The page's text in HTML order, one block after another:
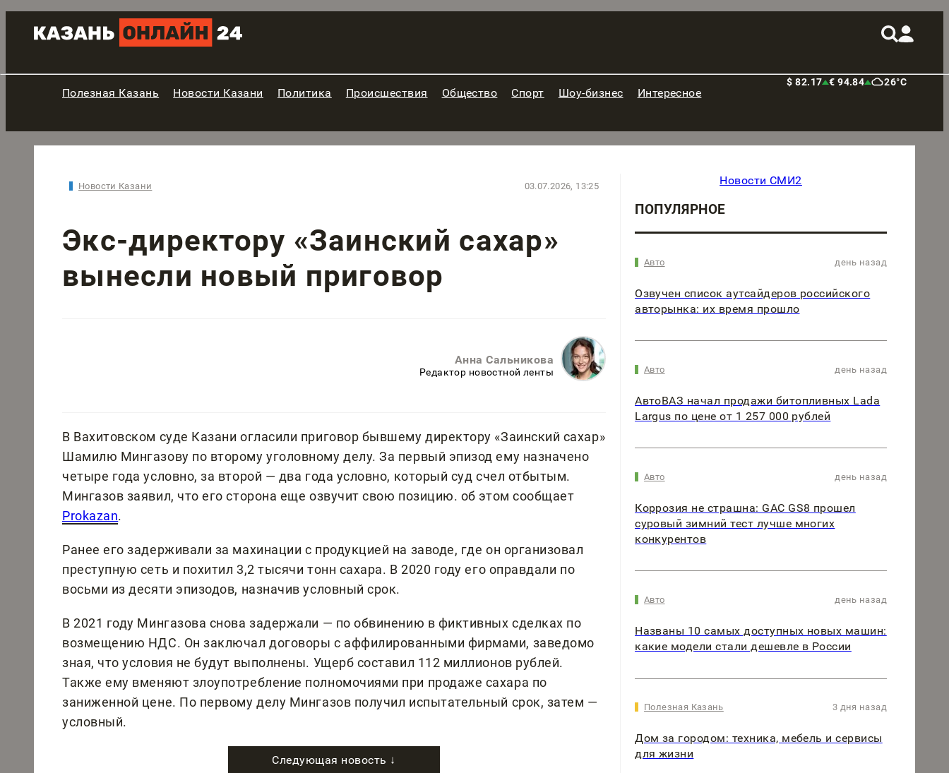
Полезная Казань Новости Казани Политика Происшествия Общество Спорт Шоу-бизнес Интересное
$ 82.17 € 94.84 26°C
Новости Казани 03.07.2026, 13:25
Экс-директору «Заинский сахар»
вынесли новый приговор
Анна Сальникова
Редактор новостной ленты
В Вахитовском суде Казани огласили приговор бывшему директору «Заинский сахар»
Шамилю Мингазову по второму уголовному делу. За первый эпизод ему назначено
четыре года условно, за второй — два года условно, который суд счел отбытым.
Мингазов заявил, что его сторона еще озвучит свою позицию. об этом сообщает
Prokazan.
Ранее его задерживали за махинации с продукцией на заводе, где он организовал
преступную сеть и похитил 3,2 тысячи тонн сахара. В 2020 году его оправдали по
восьми из десяти эпизодов, назначив условный срок.
В 2021 году Мингазова снова задержали — по обвинению в фиктивных сделках по
возмещению НДС. Он заключал договоры с аффилированными фирмами, заведомо
зная, что условия не будут выполнены. Ущерб составил 112 миллионов рублей.
Также ему вменяют злоупотребление полномочиями при продаже сахара по
заниженной цене. По первому делу Мингазов получил испытательный срок, затем —
условный.
Следующая новость ↓
Новости СМИ2
ПОПУЛЯРНОЕ
Авто день назад
Озвучен список аутсайдеров российского
авторынка: их время прошло
Авто день назад
АвтоВАЗ начал продажи битопливных Lada
Largus по цене от 1 257 000 рублей
Авто день назад
Коррозия не страшна: GAC GS8 прошел
суровый зимний тест лучше многих
конкурентов
Авто день назад
Названы 10 самых доступных новых машин:
какие модели стали дешевле в России
Полезная Казань 3 дня назад
Дом за городом: техника, мебель и сервисы
для жизни